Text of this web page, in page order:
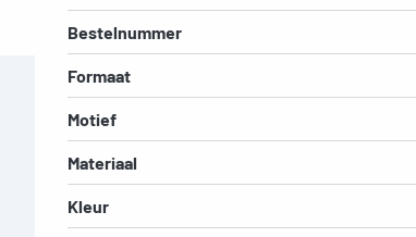
Bestelnummer
Formaat
Motief
Materiaal
Kleur